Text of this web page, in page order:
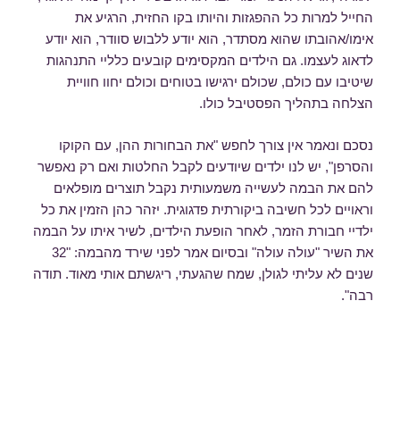
החייל למרות כל ההפגזות והיותו בקו החזית, הרגיע את
אימו/אהובתו שהוא מסתדר, הוא יודע ללבוש סוודר, הוא יודע
לדאוג לעצמו. גם הילדים המקסימים קובעים כלליי התנהגות
שיטיבו עם כולם, שכולם ירגישו בטוחים וכולם יחוו חוויית
הצלחה בתהליך הפסטיבל כולו.
נסכם ונאמר אין צורך לחפש "את הבחורות ההן, עם הקוקו
והסרפן", יש לנו ילדים שיודעים לקבל החלטות ואם רק נאפשר
להם את הבמה לעשייה משמעותית נקבל תוצרים מופלאים
וראויים לכל חשיבה ביקורתית פדגוגית. יזהר כהן הזמין את כל
ילדיי חבורת הזמר, לאחר הופעת הילדים, לשיר איתו על הבמה
את השיר "עולה עולה" ובסיום אמר לפני שירד מהבמה: "32
שנים לא עליתי לגולן, שמח שהגעתי, ריגשתם אותי מאוד. תודה
רבה".